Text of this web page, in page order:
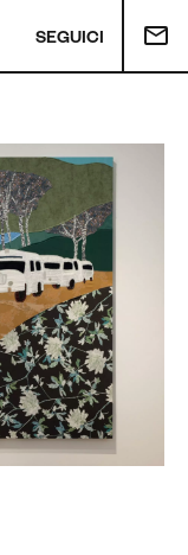
SEGUICI